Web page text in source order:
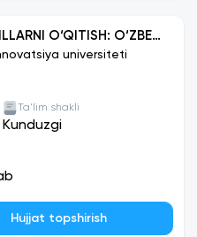
O‘QITISH: O‘ZBEK
universiteti
Ta'lim shakli
Kunduzgi
Hujjat topshirish